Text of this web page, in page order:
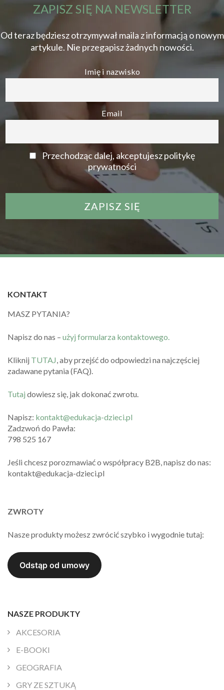
ZAPISZ SIĘ NA NEWSLETTER
Od teraz będziesz otrzymywał maila z informacją o nowym
artykule. Nie przegapisz żadnych nowości.
Imię i nazwisko
Email
Przechodząc dalej, akceptujesz politykę
prywatności
KONTAKT
MASZ PYTANIA?
Napisz do nas – użyj formularza kontaktowego.
Kliknij TUTAJ , aby przejść do odpowiedzi na najczęściej
zadawane pytania (FAQ).
Tutaj dowiesz się, jak dokonać zwrotu.
Napisz: kontakt@edukacja-dzieci.pl
Zadzwoń do Pawła:
798 525 167
Jeśli chcesz porozmawiać o współpracy B2B, napisz do nas:
kontakt@edukacja-dzieci.pl
ZWROTY
Nasze produkty możesz zwrócić szybko i wygodnie tutaj:
NASZE PRODUKTY
AKCESORIA
E-BOOKI
GEOGRAFIA
GRY ZE SZTUKĄ